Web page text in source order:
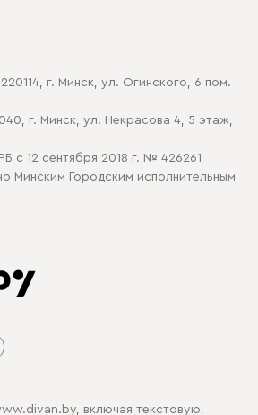
обработки cookie
г. Минск, ул. Огинского, 6 пом.
г. Минск, ул. Некрасова 4, 5 этаж,
с 12 сентября 2018 г. № 426261
Минским Городским исполнительным
включая текстовую,